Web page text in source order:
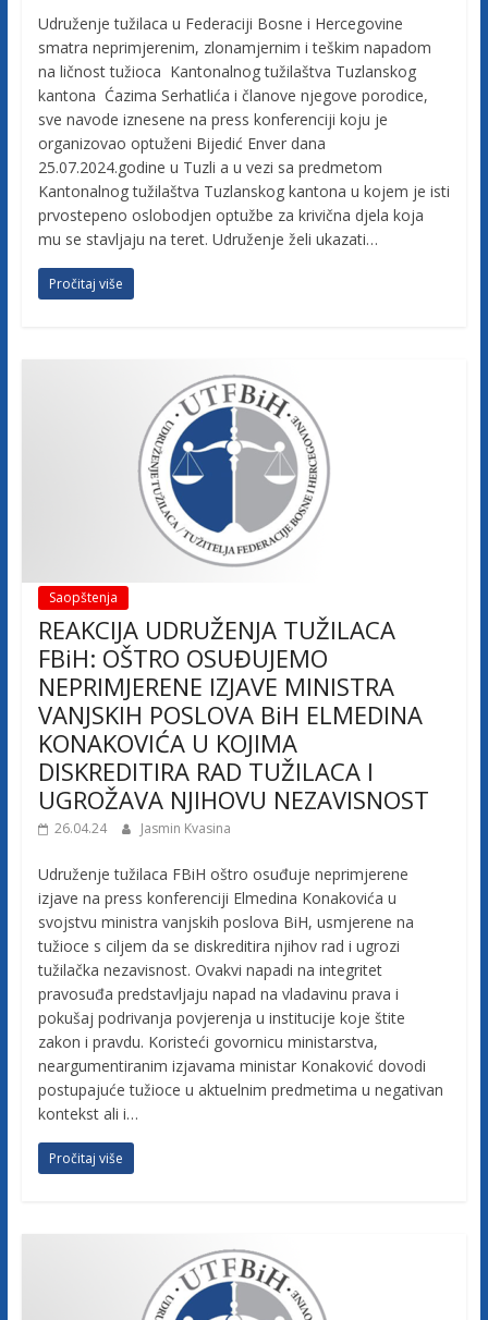
Udruženje tužilaca u Federaciji Bosne i Hercegovine
smatra neprimjerenim, zlonamjernim i teškim napadom
na ličnost tužioca Kantonalnog tužilaštva Tuzlanskog
kantona Ćazima Serhatlića i članove njegove porodice,
sve navode iznesene na press konferenciji koju je
organizovao optuženi Bijedić Enver dana
25.07.2024.godine u Tuzli a u vezi sa predmetom
Kantonalnog tužilaštva Tuzlanskog kantona u kojem je isti
prvostepeno oslobodjen optužbe za krivična djela koja
mu se stavljaju na teret. Udruženje želi ukazati…
Pročitaj više
Saopštenja
REAKCIJA UDRUŽENJA TUŽILACA
FBiH: OŠTRO OSUĐUJEMO
NEPRIMJERENE IZJAVE MINISTRA
VANJSKIH POSLOVA BiH ELMEDINA
KONAKOVIĆA U KOJIMA
DISKREDITIRA RAD TUŽILACA I
UGROŽAVA NJIHOVU NEZAVISNOST
26.04.24 Jasmin Kvasina
Udruženje tužilaca FBiH oštro osuđuje neprimjerene
izjave na press konferenciji Elmedina Konakovića u
svojstvu ministra vanjskih poslova BiH, usmjerene na
tužioce s ciljem da se diskreditira njihov rad i ugrozi
tužilačka nezavisnost. Ovakvi napadi na integritet
pravosuđa predstavljaju napad na vladavinu prava i
pokušaj podrivanja povjerenja u institucije koje štite
zakon i pravdu. Koristeći govornicu ministarstva,
neargumentiranim izjavama ministar Konaković dovodi
postupajuće tužioce u aktuelnim predmetima u negativan
kontekst ali i…
Pročitaj više